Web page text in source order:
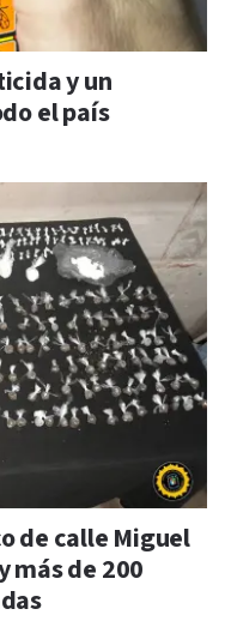
y un
el país
de calle Miguel
más de 200